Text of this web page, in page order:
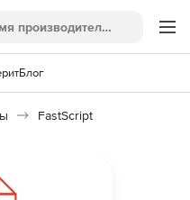
Блог
FastScript